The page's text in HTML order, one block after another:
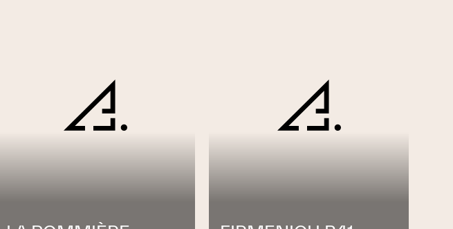
Johann
nominations de
de Monsieur
de Planta et
de la société.
Chambat
et de